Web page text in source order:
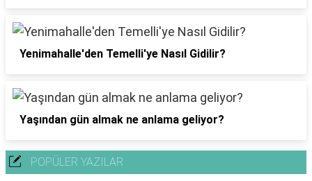
Yenimahalle'den Temelli'ye Nasıl Gidilir?
Yaşından gün almak ne anlama geliyor?
POPÜLER YAZILAR